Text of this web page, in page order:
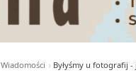
Wiadomości Byłyśmy u fotografij